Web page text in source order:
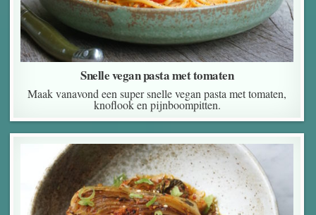
Snelle vegan pasta met tomaten
Maak vanavond een super snelle vegan pasta met tomaten,
knoflook en pijnboompitten.